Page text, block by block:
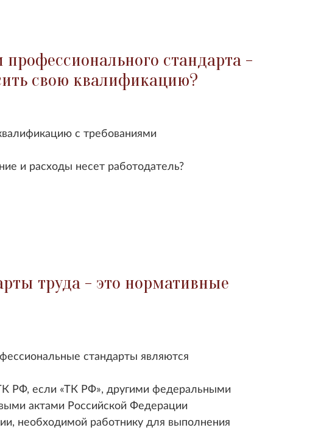
профессионального стандарта -
свою квалификацию?
с требованиями
и расходы несет работодатель?
труда - это нормативные
стандарты являются
РФ, если ТК РФ , другими федеральными
актами Российской Федерации
необходимой работнику для выполнения